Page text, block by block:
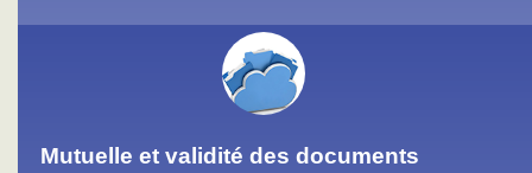
Mutuelle et validité des documents